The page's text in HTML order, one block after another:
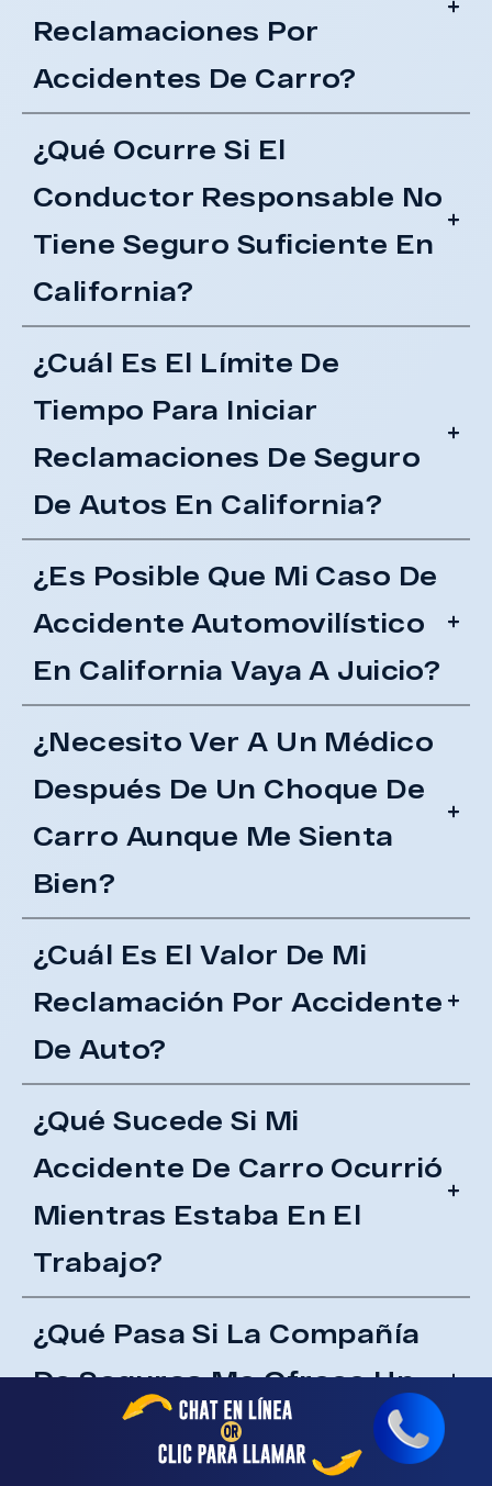
Reclamaciones Por
Accidentes De Carro?
¿Qué Ocurre Si El
Conductor Responsable No
Tiene Seguro Suficiente En
California?
¿Cuál Es El Límite De
Tiempo Para Iniciar
Reclamaciones De Seguro
De Autos En California?
¿Es Posible Que Mi Caso De
Accidente Automovilístico
En California Vaya A Juicio?
¿Necesito Ver A Un Médico
Después De Un Choque De
Carro Aunque Me Sienta
Bien?
¿Cuál Es El Valor De Mi
Reclamación Por Accidente
De Auto?
¿Qué Sucede Si Mi
Accidente De Carro Ocurrió
Mientras Estaba En El
Trabajo?
¿Qué Pasa Si La Compañía
De Seguros Me Ofrece Un
Acuerdo Rápido?